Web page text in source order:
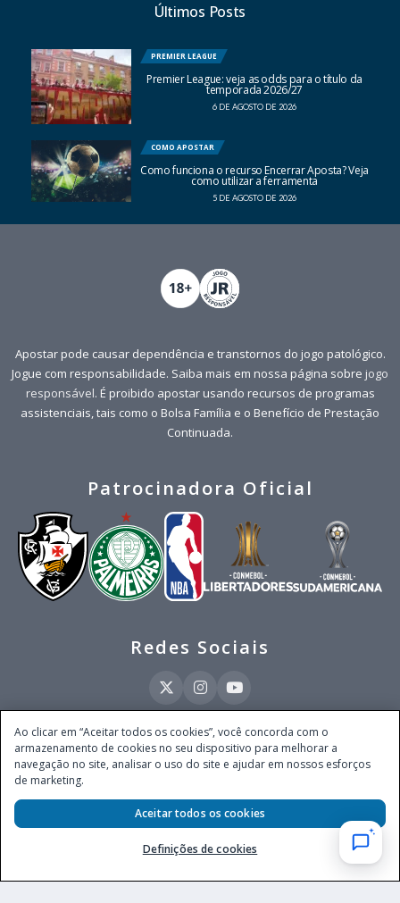
Últimos Posts
PREMIER LEAGUE
Premier League: veja as odds para o título da
temporada 2026/27
6 DE AGOSTO DE 2026
COMO APOSTAR
Como funciona o recurso Encerrar Aposta? Veja
como utilizar a ferramenta
5 DE AGOSTO DE 2026
Apostar pode causar dependência e transtornos do jogo patológico.
Jogue com responsabilidade. Saiba mais em nossa página sobre jogo
responsável. É proibido apostar usando recursos de programas
assistenciais, tais como o Bolsa Família e o Benefício de Prestação
Continuada.
Patrocinadora Oficial
Redes Sociais
Este site é operado pela Ventmear Brasil LTDA (CNPJ 52.868.380/0001-84), com
endereço na Avenida Brigadeiro Faria Lima, nº 4.055, 3º andar, Itaim Bibi, no
Município de São Paulo, Estado de São Paulo, CEP 04538-133, Brasil - empresa
Secretaria de Prêmios e Apostas do Ministério da Fazenda, conforme Portaria nº
247, de 07.02.2025, publicada no DOU em 11.2.2025.
Ao clicar em “Aceitar todos os cookies”, você concorda com o
armazenamento de cookies no seu dispositivo para melhorar a
navegação no site, analisar o uso do site e ajudar em nossos esforços
de marketing.
Definições de cookies
Aceitar todos os cookies